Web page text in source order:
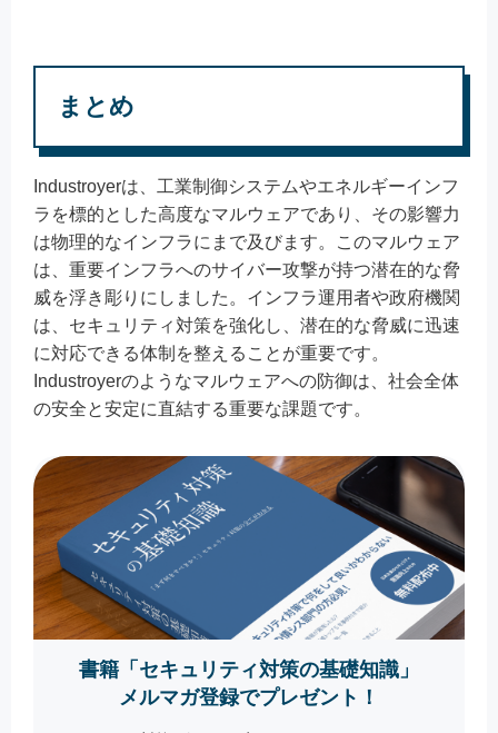
まとめ
Industroyerは、工業制御システムやエネルギーインフ
ラを標的とした高度なマルウェアであり、その影響力
は物理的なインフラにまで及びます。このマルウェア
は、重要インフラへのサイバー攻撃が持つ潜在的な脅
威を浮き彫りにしました。インフラ運用者や政府機関
は、セキュリティ対策を強化し、潜在的な脅威に迅速
に対応できる体制を整えることが重要です。
Industroyerのようなマルウェアへの防御は、社会全体
の安全と安定に直結する重要な課題です。
書籍「セキュリティ対策の基礎知識」
メルマガ登録でプレゼント！